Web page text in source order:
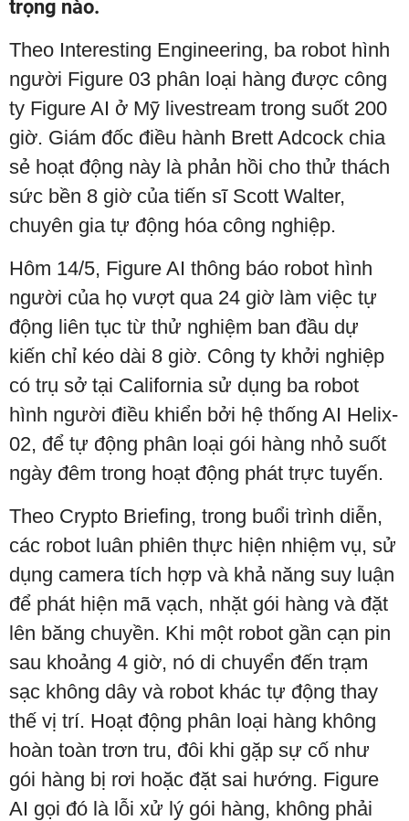
trọng nào.
Theo Interesting Engineering, ba robot hình
người Figure 03 phân loại hàng được công
ty Figure AI ở Mỹ livestream trong suốt 200
giờ. Giám đốc điều hành Brett Adcock chia
sẻ hoạt động này là phản hồi cho thử thách
sức bền 8 giờ của tiến sĩ Scott Walter,
chuyên gia tự động hóa công nghiệp.
Hôm 14/5, Figure AI thông báo robot hình
người của họ vượt qua 24 giờ làm việc tự
động liên tục từ thử nghiệm ban đầu dự
kiến chỉ kéo dài 8 giờ. Công ty khởi nghiệp
có trụ sở tại California sử dụng ba robot
hình người điều khiển bởi hệ thống AI Helix-
02, để tự động phân loại gói hàng nhỏ suốt
ngày đêm trong hoạt động phát trực tuyến.
Theo Crypto Briefing, trong buổi trình diễn,
các robot luân phiên thực hiện nhiệm vụ, sử
dụng camera tích hợp và khả năng suy luận
để phát hiện mã vạch, nhặt gói hàng và đặt
lên băng chuyền. Khi một robot gần cạn pin
sau khoảng 4 giờ, nó di chuyển đến trạm
sạc không dây và robot khác tự động thay
thế vị trí. Hoạt động phân loại hàng không
hoàn toàn trơn tru, đôi khi gặp sự cố như
gói hàng bị rơi hoặc đặt sai hướng. Figure
AI gọi đó là lỗi xử lý gói hàng, không phải